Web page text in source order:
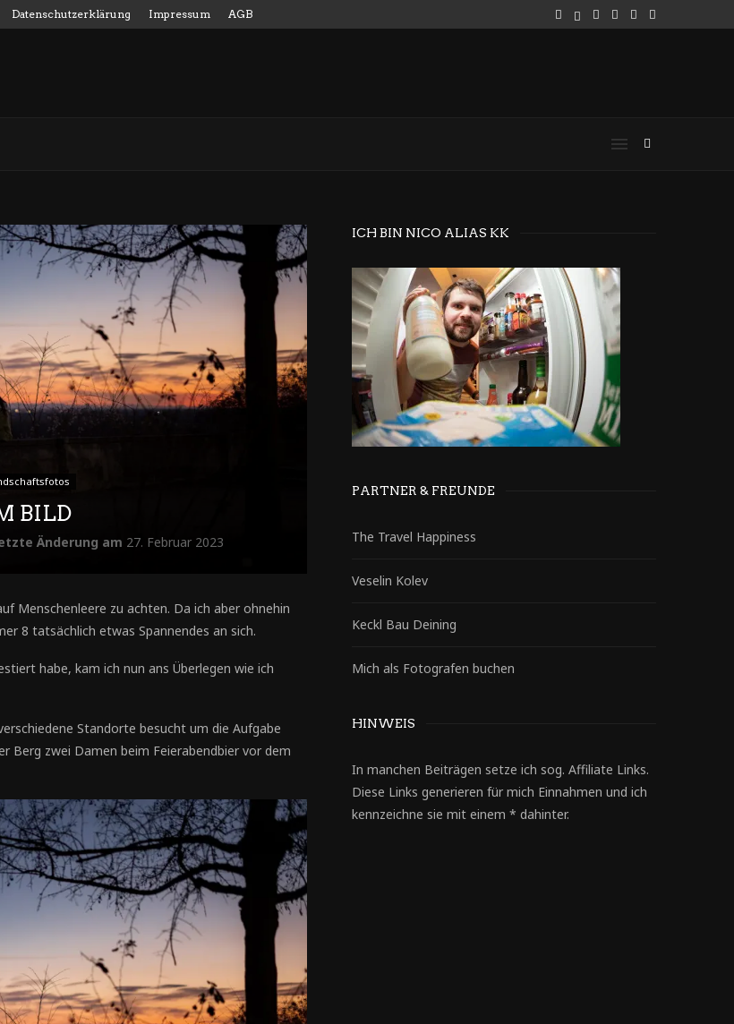
Datenschutzerklärung Impressum AGB
BILD
Änderung am 27. Februar 2023
Menschenleere zu achten. Da ich aber ohnehin
8 tatsächlich etwas Spannendes an sich.
habe, kam ich nun ans Überlegen wie ich
Standorte besucht um die Aufgabe
Berg zwei Damen beim Feierabendbier vor dem
ICH BIN NICO ALIAS KK
PARTNER & FREUNDE
The Travel Happiness
Veselin Kolev
Keckl Bau Deining
Mich als Fotografen buchen
HINWEIS
In manchen Beiträgen setze ich sog. Affiliate Links.
Diese Links generieren für mich Einnahmen und ich
kennzeichne sie mit einem * dahinter.